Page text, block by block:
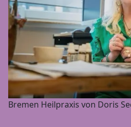
Bremen Heilpraxis von Doris